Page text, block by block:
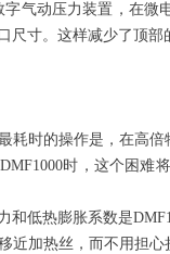
动压力装置，在微
尺寸。这样减少了顶
时的操作是，在高倍
DMF1000时，这个困难
低热膨胀系数是
近加热丝，而不用担